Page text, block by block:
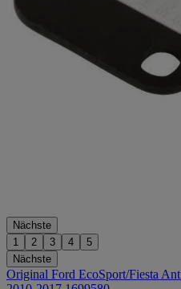
Nächste
1
2 3 4
5
Nächste
Original Ford EcoSport/Fiesta